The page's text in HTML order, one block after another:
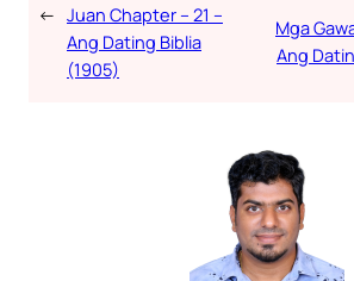
← Juan Chapter – 21 –
Ang Dating Biblia
(1905)
Mga
Ang